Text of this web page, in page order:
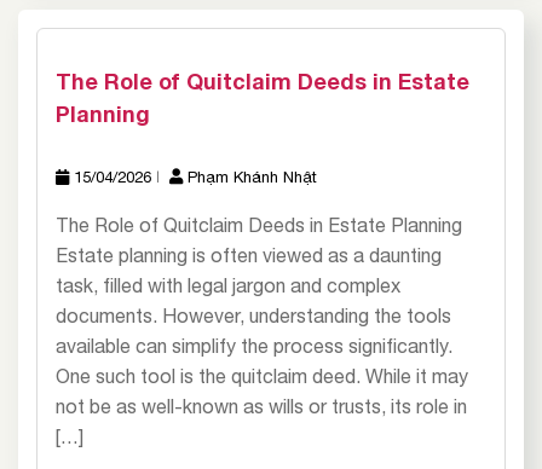
The Role of Quitclaim Deeds in Estate
Planning
15/04/2026 Phạm Khánh Nhật
The Role of Quitclaim Deeds in Estate Planning
Estate planning is often viewed as a daunting
task, filled with legal jargon and complex
documents. However, understanding the tools
available can simplify the process significantly.
One such tool is the quitclaim deed. While it may
not be as well-known as wills or trusts, its role in
[…]